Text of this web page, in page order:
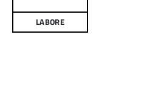
LABORE